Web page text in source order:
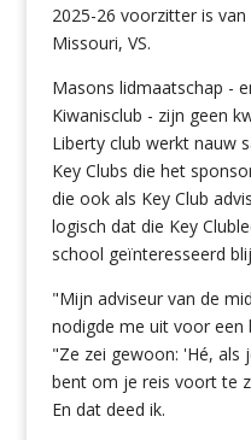
2025-26 voorzitter is
Missouri, VS.
Masons lidmaatschap -
Kiwanisclub - zijn geen
Liberty club werkt nauw
Key Clubs die het
die ook als Key Club
logisch dat die Key
school geïnteresseerd
"Mijn adviseur van de
nodigde me uit voor
"Ze zei gewoon: 'Hé, als
bent om je reis voort te
En dat deed ik.